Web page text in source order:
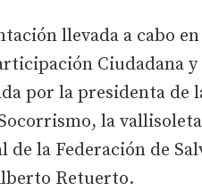
llevada a cabo
Ciudadana
por la presidenta de
la
de la Federación de
Retuerto.